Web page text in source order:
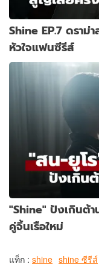
Shine EP.7 ดราม่
หัวใจแฟนซีรีส์
"Shine" ปังเกินต้
คู่จิ้นเรือใหม่
แท็ก : shine shine ซีรีส์